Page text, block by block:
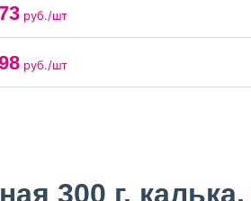
руб./шт
руб./шт
300 г,